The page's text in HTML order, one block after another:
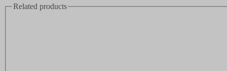
Related products